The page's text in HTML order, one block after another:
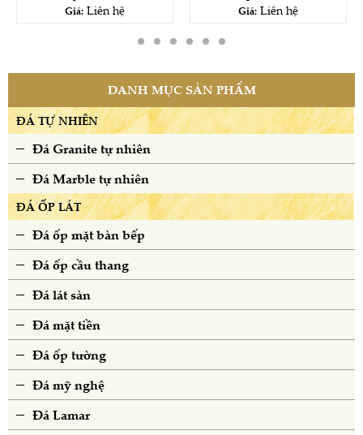
Giá: Liên hệ Giá: Liên hệ
DANH MỤC SẢN PHẨM
ĐÁ TỰ NHIÊN
Đá Granite tự nhiên
Đá Marble tự nhiên
ĐÁ ỐP LÁT
Đá ốp mặt bàn bếp
Đá ốp cầu thang
Đá lát sàn
Đá mặt tiền
Đá ốp tường
Đá mỹ nghệ
Đá Lamar